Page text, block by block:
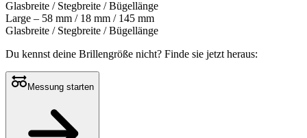
Glasbreite / Stegbreite / Bügellänge
Large – 58 mm / 18 mm / 145 mm
Glasbreite / Stegbreite / Bügellänge
Du kennst deine Brillengröße nicht? Finde sie jetzt heraus:
Messung starten